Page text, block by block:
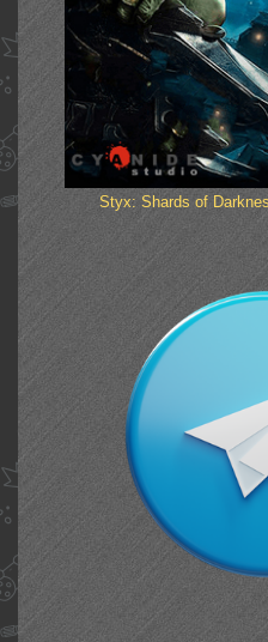
Styx: Shards of